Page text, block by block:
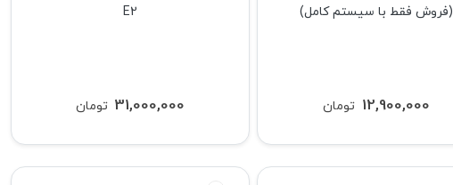
(فروش فقط با سیستم کامل)
تومان 12,900,000
E2
تومان 31,000,000